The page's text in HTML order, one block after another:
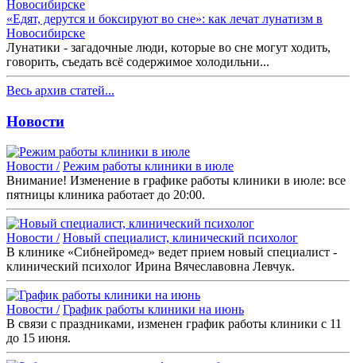
«Едят, дерутся и боксируют во сне»: как лечат лунатизм в
Новосибирске
Лунатики - загадочные люди, которые во сне могут ходить,
говорить, съедать всё содержимое холодильни...
Весь архив статей...
Новости
Новости / Режим работы клиники в июле
Внимание! Изменение в графике работы клиники в июле: все
пятницы клиника работает до 20:00.
Новости / Новый специалист, клинический психолог
В клинике «Сибнейромед» ведет прием новый специалист -
клинический психолог Ирина Вячеславовна Левчук.
Новости / График работы клиники на июнь
В связи с праздниками, изменен график работы клиники с 11
до 15 июня.